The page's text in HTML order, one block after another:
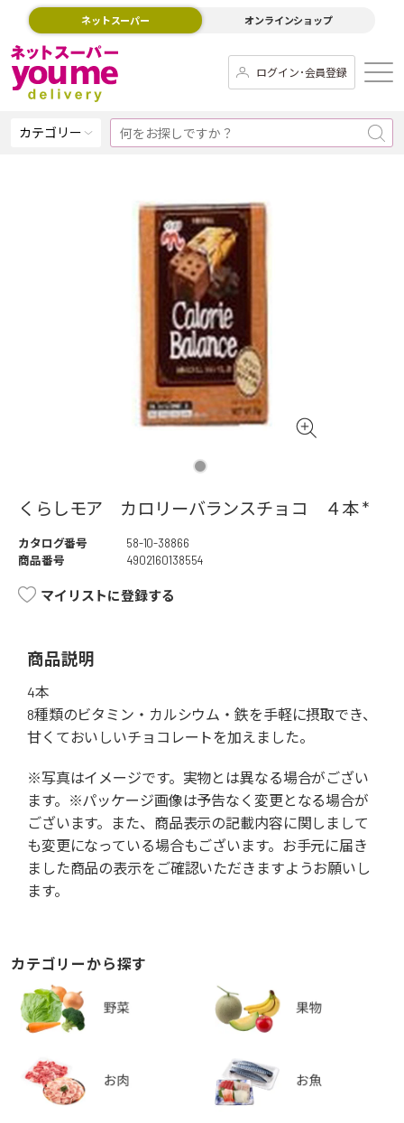
ネットスーパー オンラインショップ
ログイン･会員登録
カテゴリー
くらしモア カロリーバランスチョコ ４本 *
カタログ番号
58-10-38866
商品番号
4902160138554
マイリストに登録する
商品説明
4本
8種類のビタミン・カルシウム・鉄を手軽に摂取でき、
甘くておいしいチョコレートを加えました。
※写真はイメージです。実物とは異なる場合がござい
ます。※パッケージ画像は予告なく変更となる場合が
ございます。また、商品表示の記載内容に関しまして
も変更になっている場合もございます。お手元に届き
ました商品の表示をご確認いただきますようお願いし
ます。
カテゴリーから探す